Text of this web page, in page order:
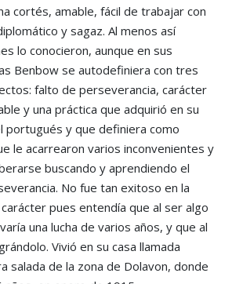
cortés, amable, fácil de trabajar con
y sagaz. Al menos así
lo conocieron, aunque en sus
Benbow se autodefiniera con tres
falto de perseverancia, carácter
y una práctica que adquirió en su
portugués y que definiera como
le acarrearon varios inconvenientes y
buscando y aprendiendo el
No fue tan exitoso en la
pues entendía que al ser algo
una lucha de varios años, y que al
Vivió en su casa llamada
salada de la zona de Dolavon, donde